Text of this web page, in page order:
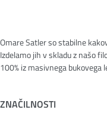
Omare Satler so stabilne
Izdelamo jih v skladu z našo
100% iz masivnega bukovega
ZNAČILNOSTI